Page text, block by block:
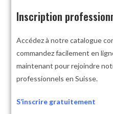
Inscription
Accédez à notre catalogue
commandez facilement en
maintenant pour rejoindre
professionnels en Suisse.
S’inscrire gratuitement